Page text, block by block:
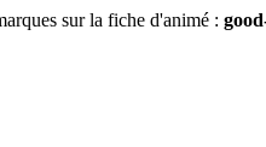
sur la fiche d'animé :